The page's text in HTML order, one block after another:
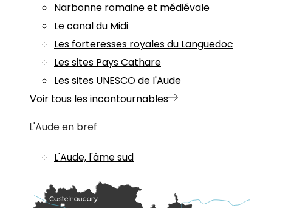
Narbonne romaine et médiévale
Le canal du Midi
Les forteresses royales du Languedoc
Les sites Pays Cathare
Les sites UNESCO de l'Aude
Voir tous les incontournables
L'Aude en bref
L'Aude, l'âme sud